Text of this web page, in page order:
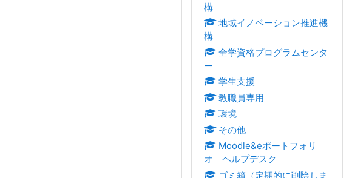
構
地域イノベーション推進機
構
全学資格プログラムセンタ
ー
学生支援
教職員専用
環境
その他
Moodle&eポートフォリ
オ ヘルプデスク
ゴミ箱（定期的に削除しま